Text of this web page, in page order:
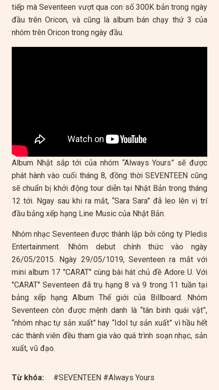
tiếp mà Seventeen vượt qua con số 300K bản trong ngày
đầu trên Oricon, và cũng là album bán chạy thứ 3 của
nhóm trên Oricon trong ngày đầu.
Album Nhật sắp tới của nhóm “Always Yours” sẽ được
phát hành vào cuối tháng 8, đồng thời SEVENTEEN cũng
sẽ chuẩn bị khởi động tour diễn tại Nhật Bản trong tháng
12 tới. Ngay sau khi ra mắt, “Sara Sara” đã leo lên vị trí
đầu bảng xếp hạng Line Music của Nhật Bản.
Nhóm nhạc Seventeen được thành lập bởi công ty Pledis
Entertainment. Nhóm debut chính thức vào ngày
26/05/2015. Ngày 29/05/1019, Seventeen ra mắt với
mini album 17 "CARAT" cùng bài hát chủ đề Adore U. Với
"CARAT" Seventeen đã trụ hạng 8 và 9 trong 11 tuần tại
bảng xếp hạng Album Thế giới của Billboard. Nhóm
Seventeen còn được mệnh danh là “tân binh quái vật”,
“nhóm nhạc tự sản xuất” hay “Idol tự sản xuất” vì hầu hết
các thành viên đều tham gia vào quá trình soạn nhạc, sản
xuất, vũ đạo.
Từ khóa: #SEVENTEEN #Always Yours